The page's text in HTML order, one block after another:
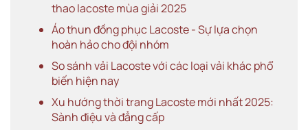
thao lacoste mùa giải 2025
Áo thun đồng phục Lacoste - Sự lựa chọn
hoàn hảo cho đội nhóm
So sánh vải Lacoste với các loại vải khác phổ
biến hiện nay
Xu hướng thời trang Lacoste mới nhất 2025:
Sành điệu và đẳng cấp